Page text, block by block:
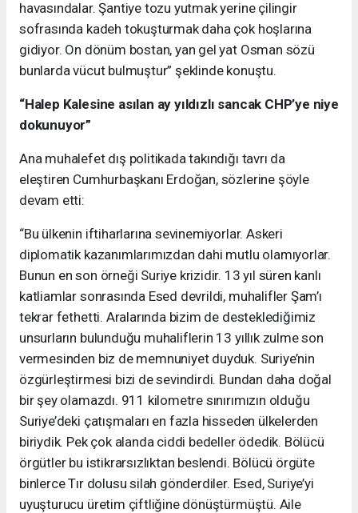
havasındalar. Şantiye tozu yutmak yerine çilingir
sofrasında kadeh tokuşturmak daha çok hoşlarına
gidiyor. On dönüm bostan, yan gel yat Osman sözü
bunlarda vücut bulmuştur” şeklinde konuştu.
“Halep Kalesine asılan ay yıldızlı sancak CHP’ye niye
dokunuyor”
Ana muhalefet dış politikada takındığı tavrı da
eleştiren Cumhurbaşkanı Erdoğan, sözlerine şöyle
devam etti:
“Bu ülkenin iftiharlarına sevinemiyorlar. Askeri
diplomatik kazanımlarımızdan dahi mutlu olamıyorlar.
Bunun en son örneği Suriye krizidir. 13 yıl süren kanlı
katliamlar sonrasında Esed devrildi, muhalifler Şam’ı
tekrar fethetti. Aralarında bizim de desteklediğimiz
unsurların bulunduğu muhaliflerin 13 yıllık zulme son
vermesinden biz de memnuniyet duyduk. Suriye’nin
özgürleştirmesi bizi de sevindirdi. Bundan daha doğal
bir şey olamazdı. 911 kilometre sınırımızın olduğu
Suriye’deki çatışmaları en fazla hisseden ülkelerden
biriydik. Pek çok alanda ciddi bedeller ödedik. Bölücü
örgütler bu istikrarsızlıktan beslendi. Bölücü örgüte
binlerce Tır dolusu silah gönderdiler. Esed, Suriye’yi
uyuşturucu üretim çiftliğine dönüştürmüştü. Aile